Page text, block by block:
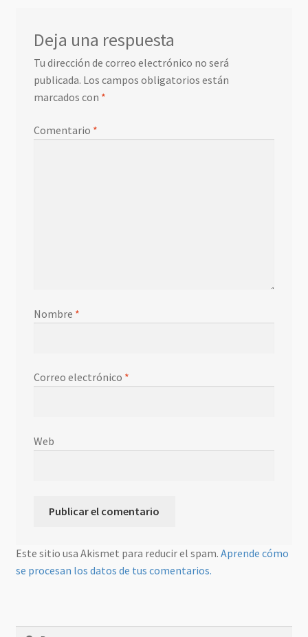
Deja una respuesta
Tu dirección de correo electrónico no será
publicada. Los campos obligatorios están
marcados con *
Comentario *
Nombre *
Correo electrónico *
Web
Este sitio usa Akismet para reducir el spam. Aprende cómo
se procesan los datos de tus comentarios.
Buscar: